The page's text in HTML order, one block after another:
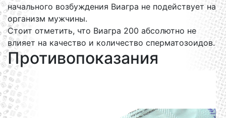
начального возбуждения Виагра не подействует на
организм мужчины.
Стоит отметить, что Виагра 200 абсолютно не
влияет на качество и количество сперматозоидов.
Противопоказания